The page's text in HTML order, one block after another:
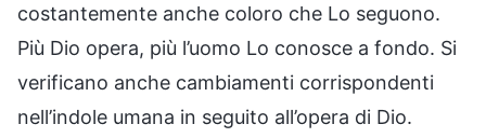
costantemente anche coloro che Lo seguono.
Più Dio opera, più l’uomo Lo conosce a fondo. Si
verificano anche cambiamenti corrispondenti
nell’indole umana in seguito all’opera di Dio.